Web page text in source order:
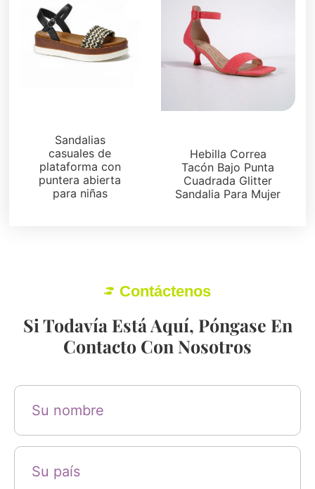
Sandalias
casuales de
plataforma con
puntera abierta
para niñas
Hebilla Correa
Tacón Bajo Punta
Cuadrada Glitter
Sandalia Para Mujer
Contáctenos
Si Todavía Está Aquí, Póngase En
Contacto Con Nosotros